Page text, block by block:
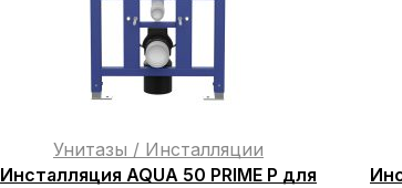
Унитазы / Инсталляции
Инсталляция AQUA 50 PRIME P для